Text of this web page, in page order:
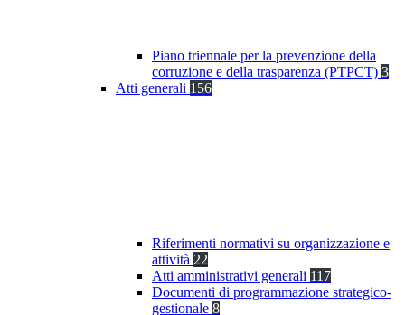
Piano triennale per la prevenzione della
corruzione e della trasparenza (PTPCT) 3
Atti generali 156
Riferimenti normativi su organizzazione e
attività 22
Atti amministrativi generali 117
Documenti di programmazione strategico-
gestionale 8